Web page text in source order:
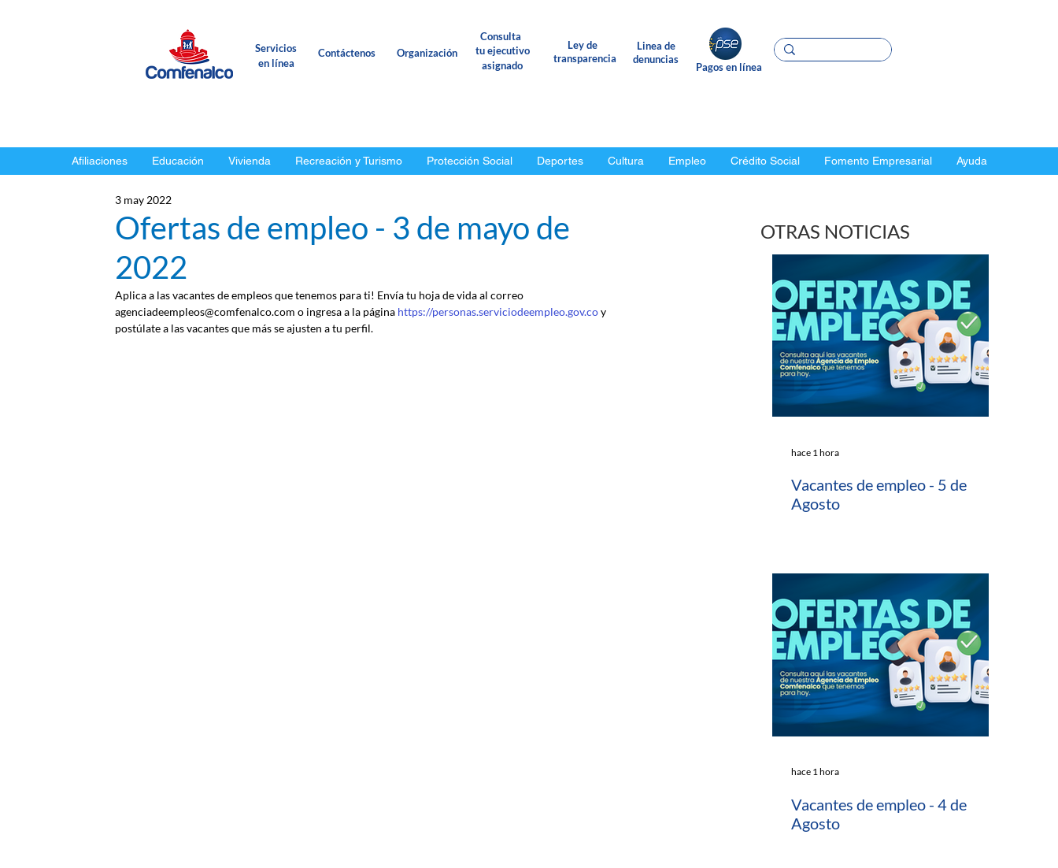
Servicios
en línea
Contáctenos Organización
Consulta
tu ejecutivo
asignado
Ley de
transparencia
Linea de
denuncias
Pagos en línea
Afiliaciones Educación Vivienda Recreación y Turismo Protección Social Deportes Cultura Empleo Crédito Social Fomento Empresarial Ayuda
Ofertas de empleo - 3 de mayo de
2022
3 may 2022
Aplica a las vacantes de empleos que tenemos para ti! Envía tu hoja de vida al correo
agenciadeempleos@comfenalco.com o ingresa a la página https://personas.serviciodeempleo.gov.co y
postúlate a las vacantes que más se ajusten a tu perfil.
OTRAS NOTICIAS
Vacantes de empleo - 5 de
Agosto
hace 1 hora
Vacantes de empleo - 4 de
Agosto
hace 1 hora